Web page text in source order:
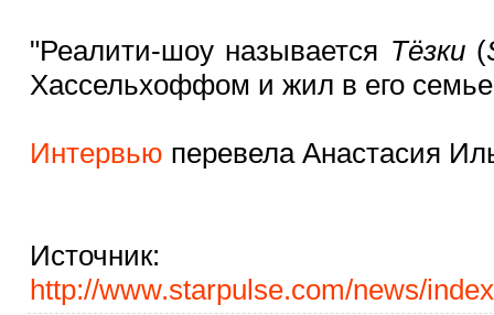
"Реалити-шоу называется Тёзки(
Хассельхоффом и жил в его
Интервью перевела Анастасия
Источник:
http://www.starpulse.com/news/